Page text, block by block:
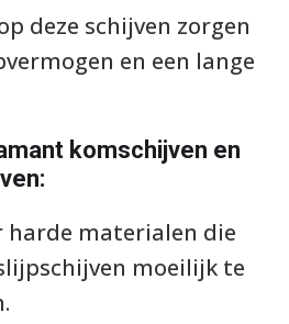
deze schijven zorgen
en een lange
komschijven en
harde materialen die
moeilijk te